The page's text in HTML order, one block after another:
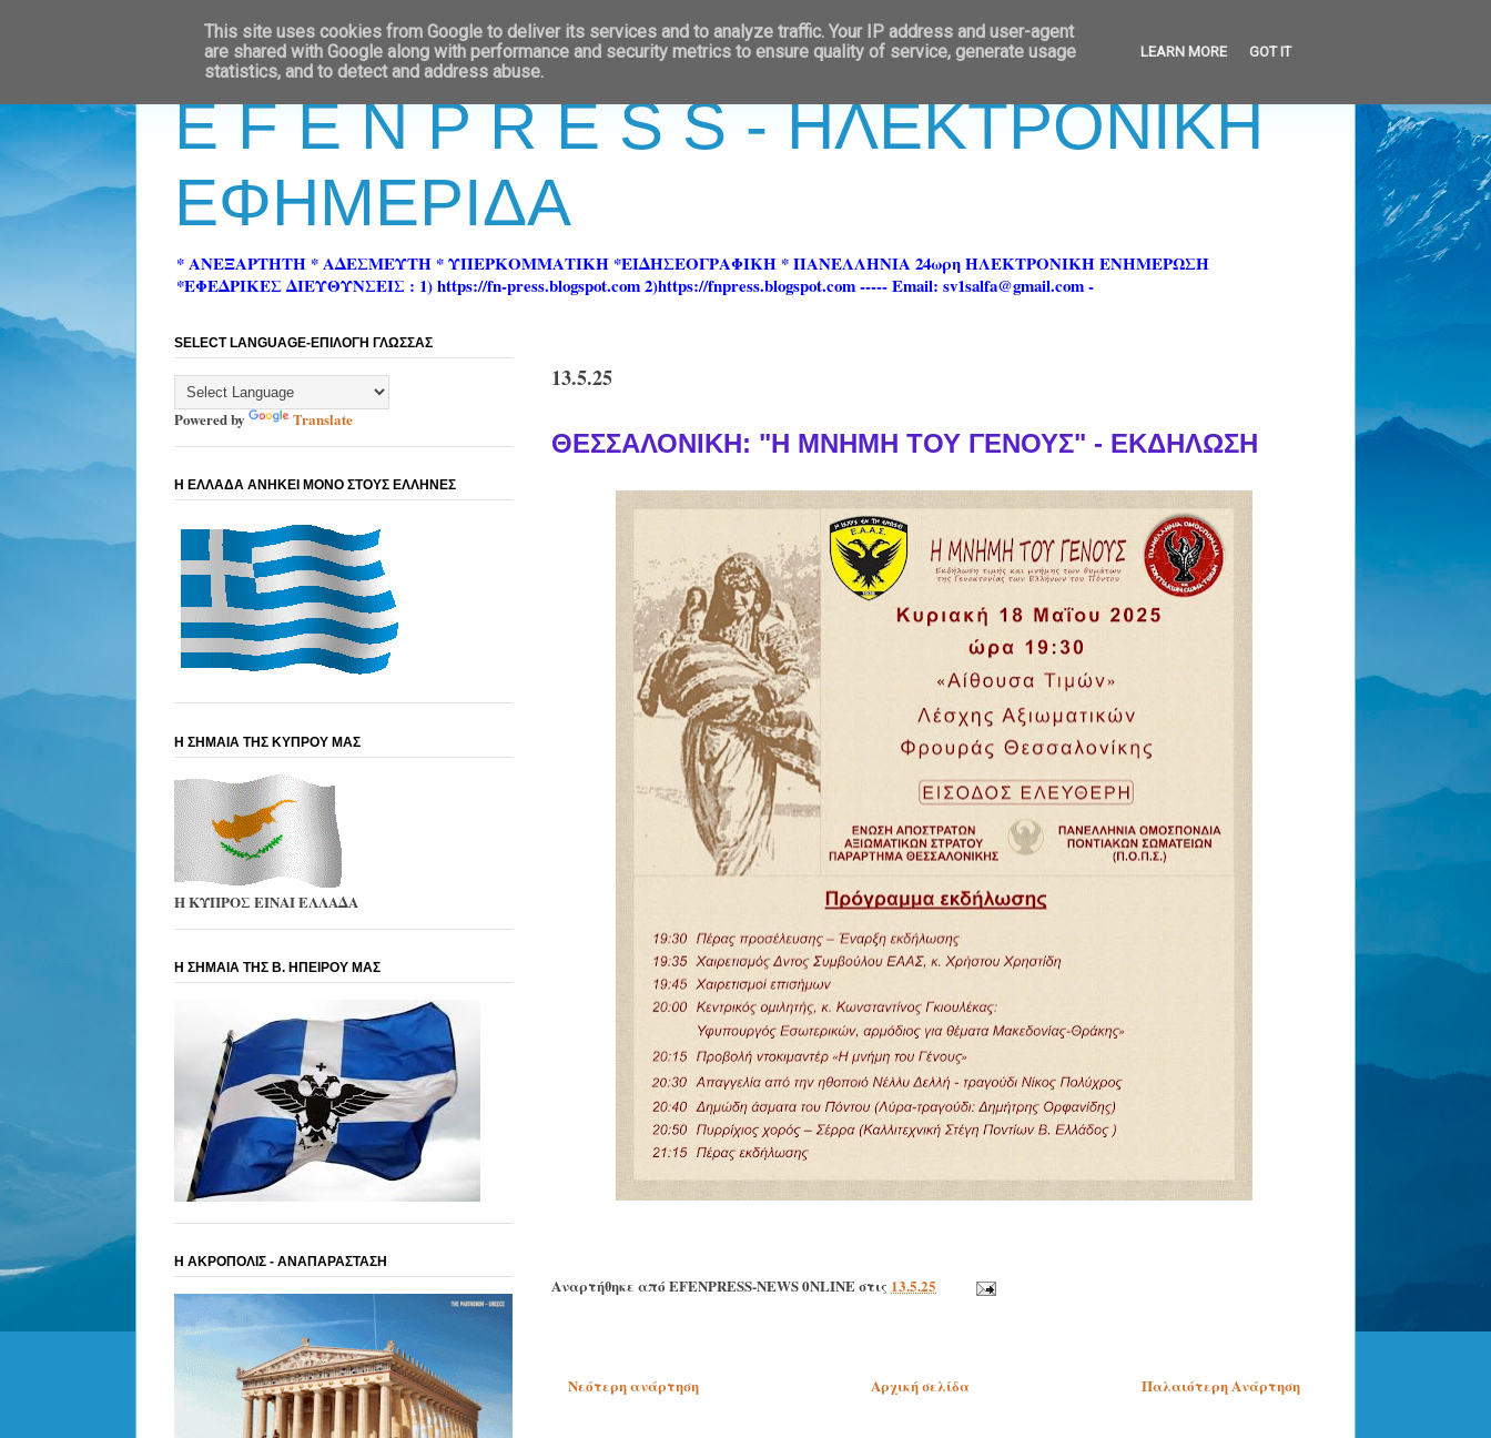
E F E N P R E S S - ΗΛΕΚΤΡΟΝΙΚΗ
ΕΦΗΜΕΡΙΔΑ
* ΑΝΕΞΑΡΤΗΤΗ * ΑΔΕΣΜΕΥΤΗ * ΥΠΕΡΚΟΜΜΑΤΙΚΗ *ΕΙΔΗΣΕΟΓΡΑΦΙΚΗ * ΠΑΝΕΛΛΗΝΙΑ 24ωρη ΗΛΕΚΤΡΟΝΙΚΗ ΕΝΗΜΕΡΩΣΗ
*ΕΦΕΔΡΙΚΕΣ ΔΙΕΥΘΥΝΣΕΙΣ : 1) https://fn-press.blogspot.com 2)https://fnpress.blogspot.com ----- Email: sv1salfa@gmail.com -
13.5.25
ΘΕΣΣΑΛΟΝΙΚΗ: "Η ΜΝΗΜΗ ΤΟΥ ΓΕΝΟΥΣ" - ΕΚΔΗΛΩΣΗ
Αναρτήθηκε από EFENPRESS-NEWS 0NLINEστις 13.5.25
Νεότερη ανάρτηση Παλαιότερη Ανάρτηση
Αρχική σελίδα
SELECT LANGUAGE-ΕΠΙΛΟΓΗ ΓΛΩΣΣΑΣ
Powered by Translate
Η ΕΛΛΑΔΑ ΑΝΗΚΕΙ ΜΟΝΟ ΣΤΟΥΣ ΕΛΛΗΝΕΣ
Η ΣΗΜΑΙΑ ΤΗΣ ΚΥΠΡΟΥ ΜΑΣ
Η ΚΥΠΡΟΣ ΕΙΝΑΙ ΕΛΛΑΔΑ
Η ΣΗΜΑΙΑ ΤΗΣ Β. ΗΠΕΙΡΟΥ ΜΑΣ
Η ΑΚΡΟΠΟΛΙΣ - ΑΝΑΠΑΡΑΣΤΑΣΗ
This site uses cookies from Google to deliver its services and to analyze traffic. Your IP address and user-agent
are shared with Google along with performance and security metrics to ensure quality of service, generate usage
statistics, and to detect and address abuse.
LEARN MORE GOT IT